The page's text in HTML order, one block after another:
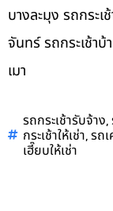
บางละมุง รถกระเ
จันทร์ รถกระเช้าบ้
เมา
รถกระเช้ารับจ้าง,
กระเช้าให้เช่า,รถ
เฮี๊ยบให้เช่า